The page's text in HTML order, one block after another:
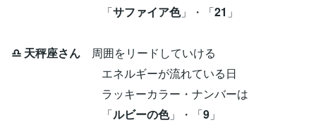
「サファイア色」・「21 」
♎ 天秤座さん 周囲をリードしていける
エネルギーが流れている日
ラッキーカラー・ナンバーは
「ルビーの色」・「9 」